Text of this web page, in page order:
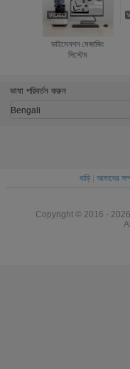
ডাইমেনশন মেজাজিং
সিস্টেম
ভাষা পরিবর্তন করুন
Bengali
বাড়ি| আমাদের
Copyright © 2016 -